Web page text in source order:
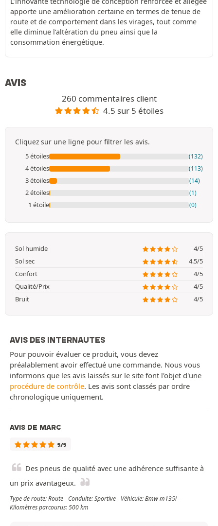
apporte une amélioration certaine en termes de tenue de
route et de comportement dans les virages, tout comme
elle diminue l’altération du pneu ainsi que la
consommation énergétique.
AVIS
260 commentaires client
4.5 sur 5 étoiles
Cliquez sur une ligne pour filtrer les avis.
5 étoiles (132)
4 étoiles (113)
3 étoiles (14)
2 étoiles (1)
1 étoile (0)
Sol humide
4/5
Sol sec
4.5/5
Confort
4/5
Qualité/Prix
4/5
Bruit
4/5
AVIS DES INTERNAUTES
Pour pouvoir évaluer ce produit, vous devez
préalablement avoir effectué une commande. Nous vous
informons que les avis laissés sur le site font l'objet d'une
procédure de contrôle. Les avis sont classés par ordre
chronologique uniquement.
AVIS DE MARC
5/5
Des pneus de qualité avec une adhérence suffisante à
un prix avantageux.
Type de route: Route - Conduite: Sportive - Véhicule: Bmw m135i -
Kilomètres parcourus: 500 km